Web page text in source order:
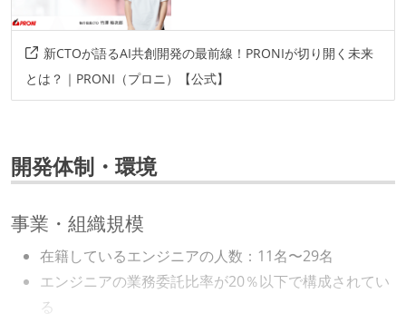
新CTOが語るAI共創開発の最前線！PRONIが切り開く未来
とは？｜PRONI（プロニ）【公式】
開発体制・環境
事業・組織規模
在籍しているエンジニアの人数：11名〜29名
エンジニアの業務委託比率が20％以下で構成されてい
る